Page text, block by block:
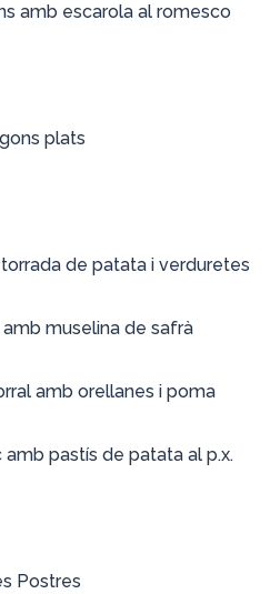
amb escarola al romesco
plats
de patata i verduretes
muselina de safrà
amb orellanes i poma
pastís de patata al p.x.
Postres